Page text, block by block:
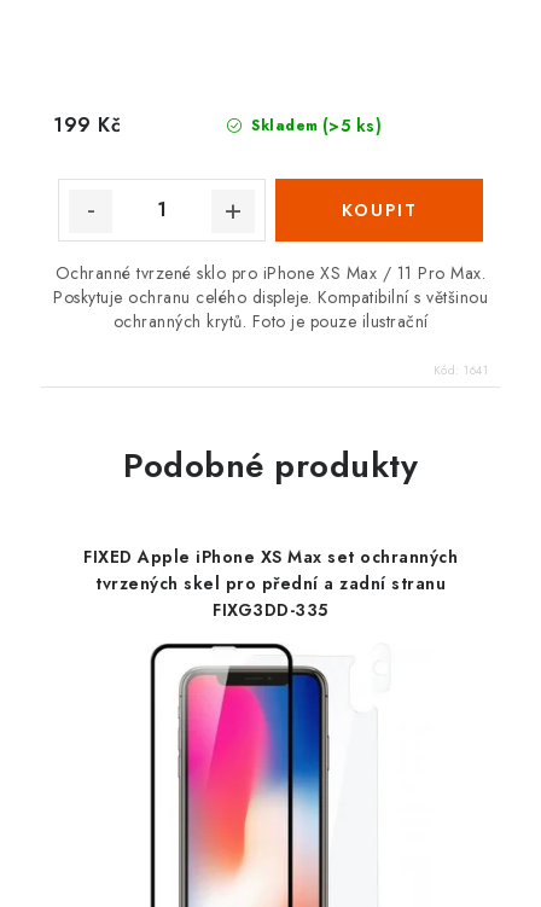
Skladem (>5 ks)
199 Kč
Ochranné tvrzené sklo pro iPhone XS Max / 11 Pro Max.
Poskytuje ochranu celého displeje. Kompatibilní s většinou
ochranných krytů. Foto je pouze ilustrační
Kód: 1641
Podobné produkty
FIXED Apple iPhone XS Max set ochranných
tvrzených skel pro přední a zadní stranu
FIXG3DD-335